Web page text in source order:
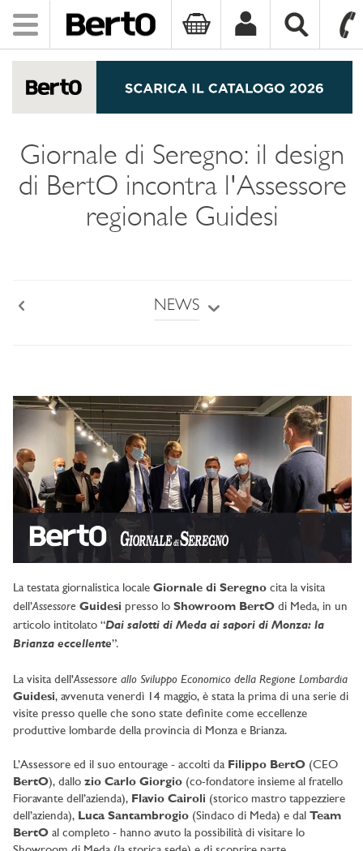
Toggle
navigation
Giornale di Seregno: il design
di BertO incontra l'Assessore
regionale Guidesi
NEWS
La testata giornalistica locale Giornale di Seregno cita la visita
dell’Assessore Guidesi presso lo Showroom BertO di Meda, in un
articolo intitolato “Dai salotti di Meda ai sapori di Monza: la
Brianza eccellente”.
La visita dell'Assessore allo Sviluppo Economico della Regione Lombardia
Guidesi, avvenuta venerdì 14 maggio, è stata la prima di una serie di
visite presso quelle che sono state definite come eccellenze
produttive lombarde della provincia di Monza e Brianza.
L’Assessore ed il suo entourage - accolti da Filippo BertO (CEO
BertO), dallo zio Carlo Giorgio (co-fondatore insieme al fratello
Fioravante dell’azienda), Flavio Cairoli (storico mastro tappezziere
dell’azienda), Luca Santambrogio (Sindaco di Meda) e dal Team
BertO al completo - hanno avuto la possibilità di visitare lo